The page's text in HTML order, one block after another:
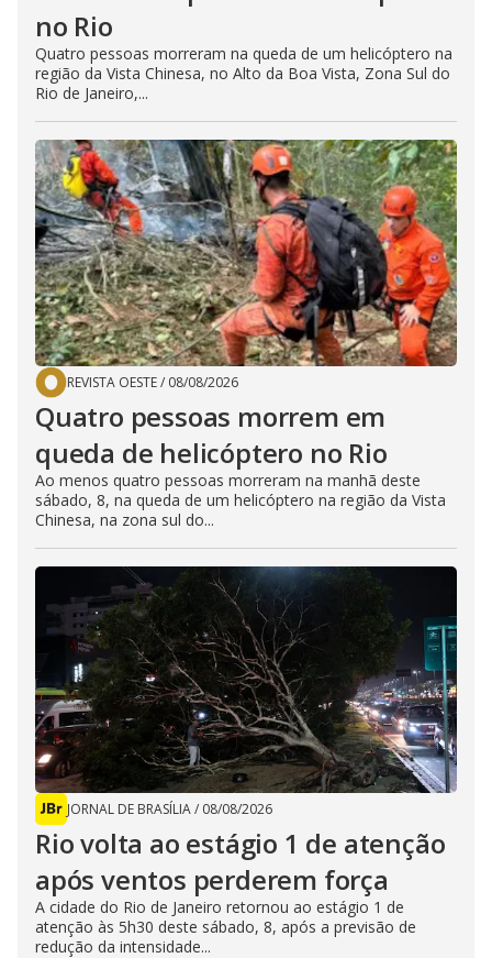
no Rio
Quatro pessoas morreram na queda de um helicóptero na
região da Vista Chinesa, no Alto da Boa Vista, Zona Sul do
Rio de Janeiro,...
REVISTA OESTE/ 08/08/2026
Quatro pessoas morrem em
queda de helicóptero no Rio
Ao menos quatro pessoas morreram na manhã deste
sábado, 8, na queda de um helicóptero na região da Vista
Chinesa, na zona sul do...
JORNAL DE BRASÍLIA/ 08/08/2026
Rio volta ao estágio 1 de atenção
após ventos perderem força
A cidade do Rio de Janeiro retornou ao estágio 1 de
atenção às 5h30 deste sábado, 8, após a previsão de
redução da intensidade...